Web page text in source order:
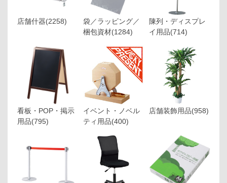
店舗什器(2258)
袋／ラッピング／
梱包資材(1284)
陳列・ディスプレ
イ用品(714)
看板・POP・掲示
用品(795)
イベント・ノベル
ティ用品(400)
店舗装飾用品(958)